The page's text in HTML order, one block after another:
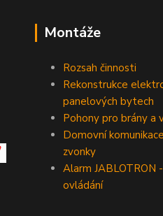
Montáže
Rozsah činnosti
Rekonstrukce
panelových bytech
Pohony pro brány a
Domovní
zvonky
Alarm JABLOTRON
ovládání